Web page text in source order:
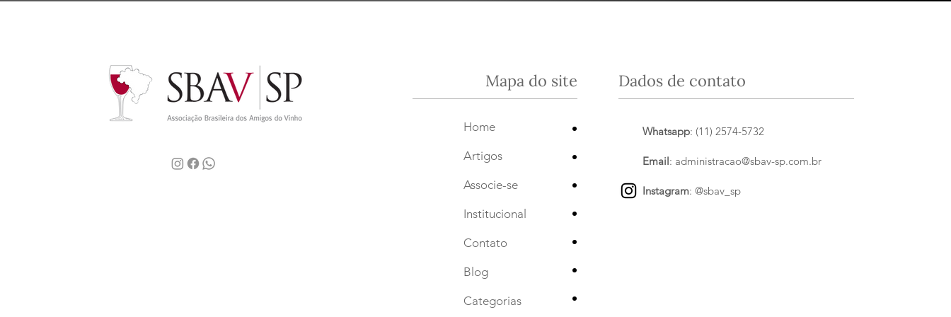
Mapa do site
Home
Artigos
Associe-se
Institucional
Contato
Blog
Categorias
•
•
•
•
•
•
•
Dados de contato
Whatsapp: (11) 2574-5732
Email: administracao@sbav-sp.com.br
Instagram: @sbav_sp